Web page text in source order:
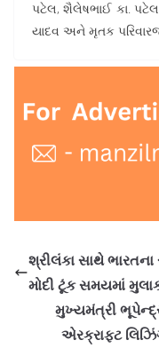
પટેલ, શૈલેષભાઈ કા.
યાદવ અને મૃતક
શ્રીલંકા સાથે
મોદી ટૂંક સમયમાં
મુખ્યમંત્રી
એરક્રાફ્ટ